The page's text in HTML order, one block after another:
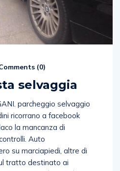
(0)
selvaggia
parcheggio selvaggio
ricorrano a facebook
la mancanza di
Auto
su marciapiedi, altre di
tratto destinato ai